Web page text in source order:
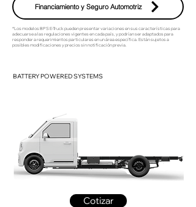
Financiamiento y Seguro Automotriz
*Los modelos BPS E-Truck pueden presentar variaciones en sus características para
adecuarse a las regulaciones vigentes en cada país, y podrían ser adaptados para
responder a requerimientos particulares en un área específica. Están sujetos a
posibles modificaciones y precios sin notificación previa.
BATTERY POWERED SYSTEMS
Cotizar